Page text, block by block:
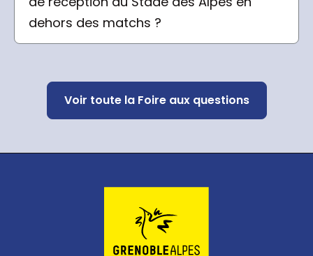
dehors des matchs ?
Voir toute la Foire aux questions